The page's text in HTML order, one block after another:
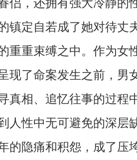
侣，还拥有强大冷静的
镇定自若成了她对待丈
重重束缚之中。 作为女
现了命案发生之前，男
真相、追忆往事的过程
人性中无可避免的深层
的隐痛和积怨，成了压